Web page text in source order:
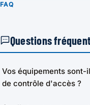
FAQ
Questions
Vos équipements
de contrôle d'accès ?